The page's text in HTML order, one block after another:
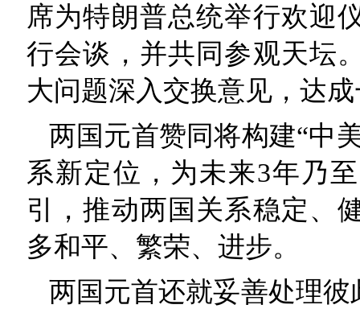
席为特朗普总统举行欢迎
行会谈，并共同参观天坛
大问题深入交换意见，达
两国元首赞同将构建“中
系新定位，为未来3年乃
引，推动两国关系稳定、
多和平、繁荣、进步。
两国元首还就妥善处理